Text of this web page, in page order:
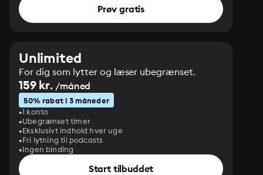
Prøv gratis
Unlimited
For dig som lytter og læser ubegrænset.
159 kr. /måned
50% rabat i 3 måneder
1 konto
Ubegrænset timer
Eksklusivt indhold hver uge
Fri lytning til podcasts
Ingen binding
Start tilbuddet